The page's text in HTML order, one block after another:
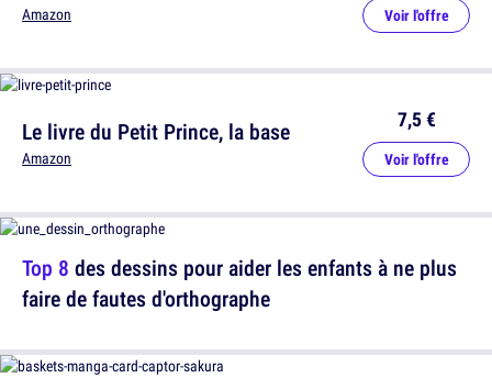
Amazon Voir l'offre
Top 8 des dessins pour aider les enfants à ne plus
faire de fautes d'orthographe
Le livre du Petit Prince, la base
Amazon
7,5 €
Voir l'offre